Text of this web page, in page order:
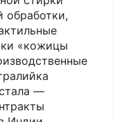
обработки,
«кожицы
—